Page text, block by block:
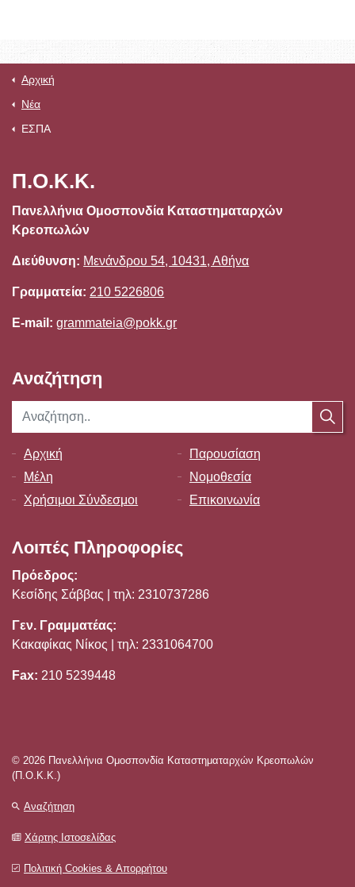
Αρχική
Νέα
ΕΣΠΑ
Π.Ο.Κ.Κ.
Πανελλήνια Ομοσπονδία Καταστηματαρχών
Κρεοπωλών
Διεύθυνση: Μενάνδρου 54, 10431, Αθήνα
Γραμματεία: 210 5226806
E-mail: grammateia@pokk.gr
Αναζήτηση
Αρχική
Παρουσίαση
Μέλη
Νομοθεσία
Χρήσιμοι Σύνδεσμοι
Επικοινωνία
Λοιπές Πληροφορίες
Πρόεδρος:
Κεσίδης Σάββας | τηλ: 2310737286
Γεν. Γραμματέας:
Κακαφίκας Νίκος | τηλ: 2331064700
Fax: 210 5239448
© 2026 Πανελλήνια Ομοσπονδία Καταστηματαρχών Κρεοπωλών
(Π.Ο.Κ.Κ.)
Αναζήτηση
Χάρτης Ιστοσελίδας
Πολιτική Cookies & Απορρήτου